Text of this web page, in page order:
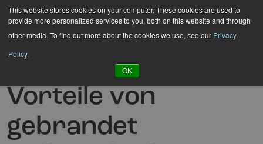
This website stores cookies on your computer. These cookies are used to
provide more personalized services to you, both on this website and through
other media. To find out more about the cookies we use, see our Privacy
Policy.
OK
Hyppää
sisältöön
Was sind die
Vorteile von
gebrandet